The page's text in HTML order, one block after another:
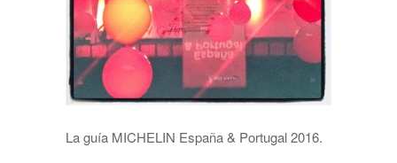
La guía MICHELIN España & Portugal 2016.